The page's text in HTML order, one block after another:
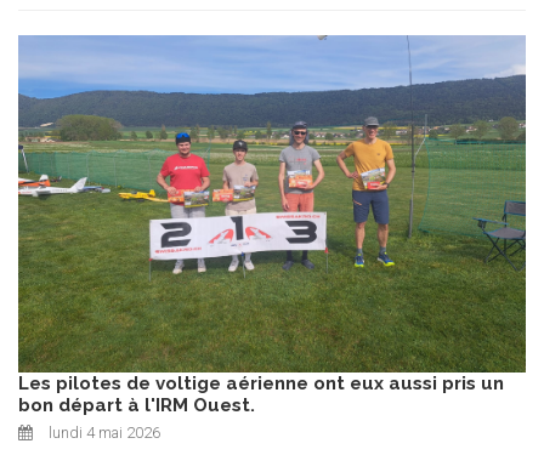
Les pilotes de voltige aérienne ont eux aussi pris un
bon départ à l'IRM Ouest.
lundi 4 mai 2026